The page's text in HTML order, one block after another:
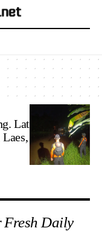
Latihan Dua
Pemalang
Fresh Daily